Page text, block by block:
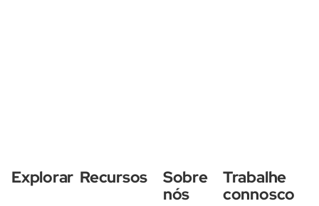
Explorar Recursos
Sobre
nós
Trabalhe
connosco